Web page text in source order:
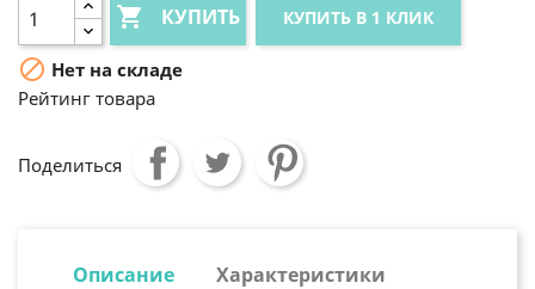
 КУПИТЬ КУПИТЬ В 1 КЛИК
 Нет на складе
Рейтинг товара
Поделиться
Описание
Характеристики